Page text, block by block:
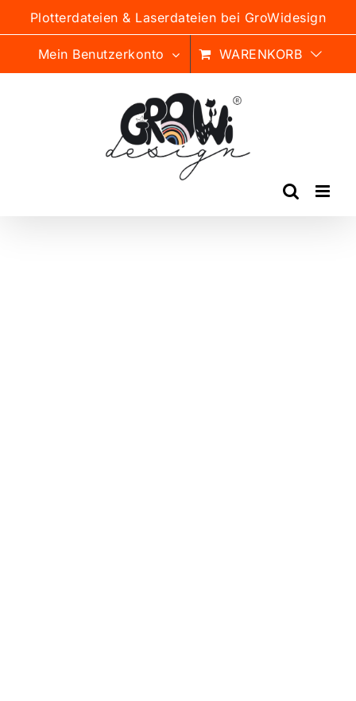
Inhalt
Plotterdateien & Laserdateien bei GroWidesign
Mein Benutzerkonto WARENKORB